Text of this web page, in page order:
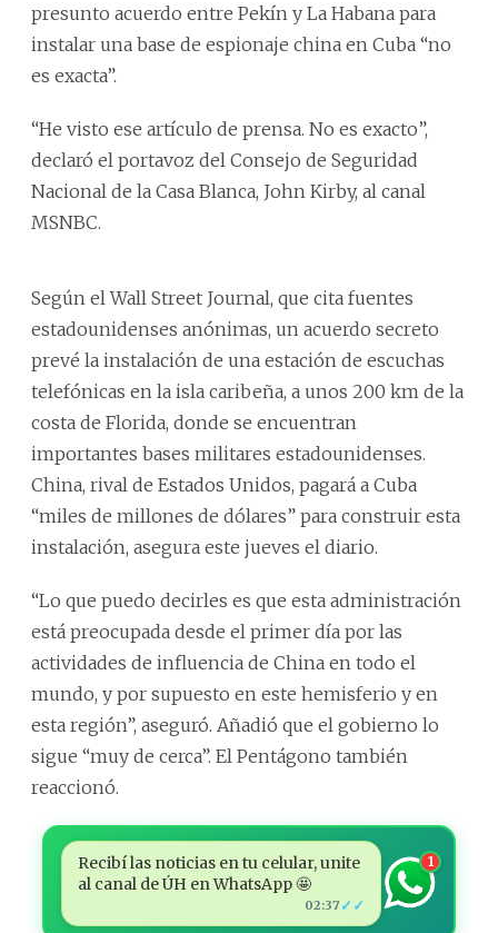
presunto acuerdo entre Pekín y La Habana para
instalar una base de espionaje china en Cuba “no
es exacta”.
“He visto ese artículo de prensa. No es exacto”,
declaró el portavoz del Consejo de Seguridad
Nacional de la Casa Blanca, John Kirby, al canal
MSNBC.
Según el Wall Street Journal, que cita fuentes
estadounidenses anónimas, un acuerdo secreto
prevé la instalación de una estación de escuchas
telefónicas en la isla caribeña, a unos 200 km de la
costa de Florida, donde se encuentran
importantes bases militares estadounidenses.
China, rival de Estados Unidos, pagará a Cuba
“miles de millones de dólares” para construir esta
instalación, asegura este jueves el diario.
“Lo que puedo decirles es que esta administración
está preocupada desde el primer día por las
actividades de influencia de China en todo el
mundo, y por supuesto en este hemisferio y en
esta región”, aseguró. Añadió que el gobierno lo
sigue “muy de cerca”. El Pentágono también
reaccionó.
Recibí las noticias en tu celular, unite
al canal de ÚH en WhatsApp 🤩
02:37 ✓✓
1